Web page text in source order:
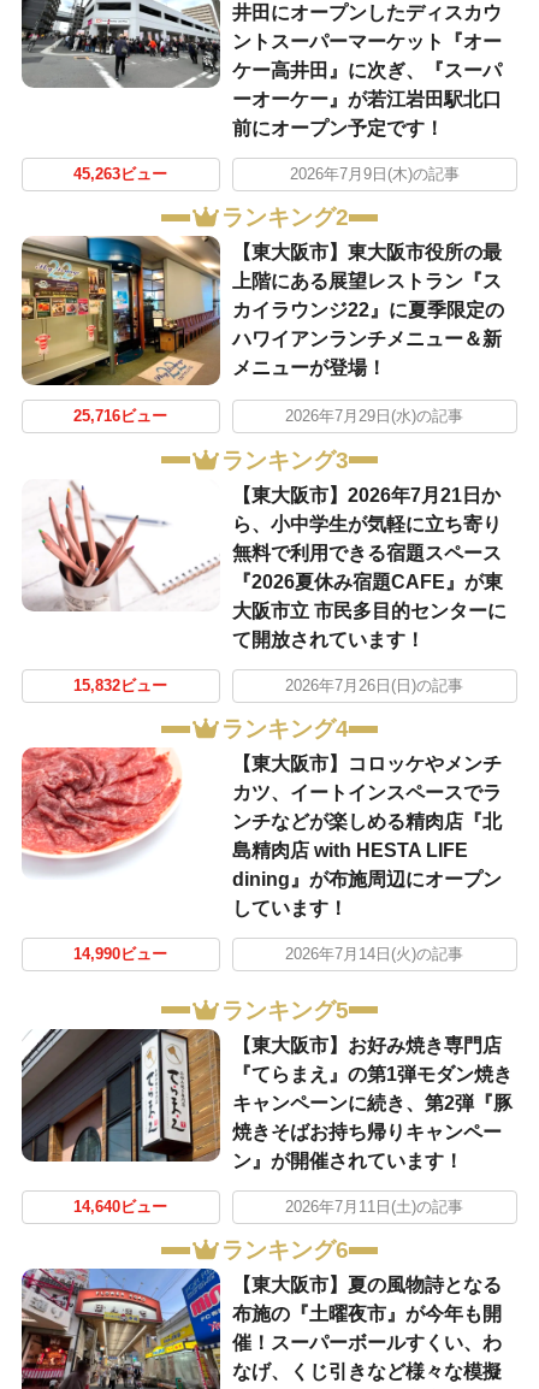
井田にオープンしたディスカウ
ントスーパーマーケット『オー
ケー高井田』に次ぎ、『スーパ
ーオーケー』が若江岩田駅北口
前にオープン予定です！
45,263ビュー 2026年7月9日(木)の記事
ランキング2
【東大阪市】東大阪市役所の最
上階にある展望レストラン『ス
カイラウンジ22』に夏季限定の
ハワイアンランチメニュー＆新
メニューが登場！
25,716ビュー 2026年7月29日(水)の記事
ランキング3
【東大阪市】2026年7月21日か
ら、小中学生が気軽に立ち寄り
無料で利用できる宿題スペース
『2026夏休み宿題CAFE』が東
大阪市立 市民多目的センターに
て開放されています！
15,832ビュー 2026年7月26日(日)の記事
ランキング4
【東大阪市】コロッケやメンチ
カツ、イートインスペースでラ
ンチなどが楽しめる精肉店『北
島精肉店 with HESTA LIFE
dining』が布施周辺にオープン
しています！
14,990ビュー 2026年7月14日(火)の記事
ランキング5
【東大阪市】お好み焼き専門店
『てらまえ』の第1弾モダン焼き
キャンペーンに続き、第2弾『豚
焼きそばお持ち帰りキャンペー
ン』が開催されています！
14,640ビュー 2026年7月11日(土)の記事
ランキング6
【東大阪市】夏の風物詩となる
布施の『土曜夜市』が今年も開
催！スーパーボールすくい、わ
なげ、くじ引きなど様々な模擬